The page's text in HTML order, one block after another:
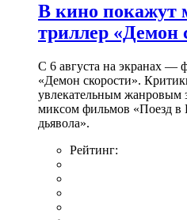
В кино покажут
триллер «Демон
С 6 августа на экранах —
«Демон скорости».
увлекательным жанровым
миксом фильмов «Поезд
дьявола».
Рейтинг: